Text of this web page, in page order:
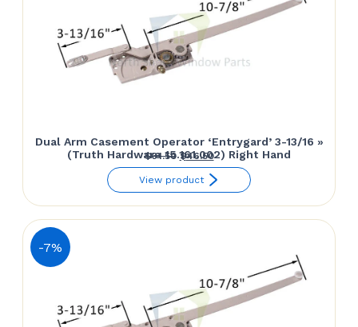
Dual Arm Casement Operator ‘Entrygard’ 3-13/16 »
(Truth Hardware 15.161.002) Right Hand
$61.50 Le
prix
était :
$46.50Le
prix
est :
View product
-7%